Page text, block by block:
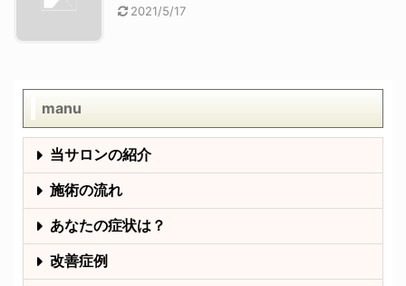
2021/5/17
manu
当サロンの紹介
施術の流れ
あなたの症状は？
改善症例